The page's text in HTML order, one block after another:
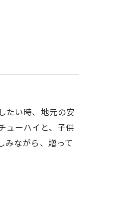
たい時、地元の安
ューハイと、子供
みながら、贈って